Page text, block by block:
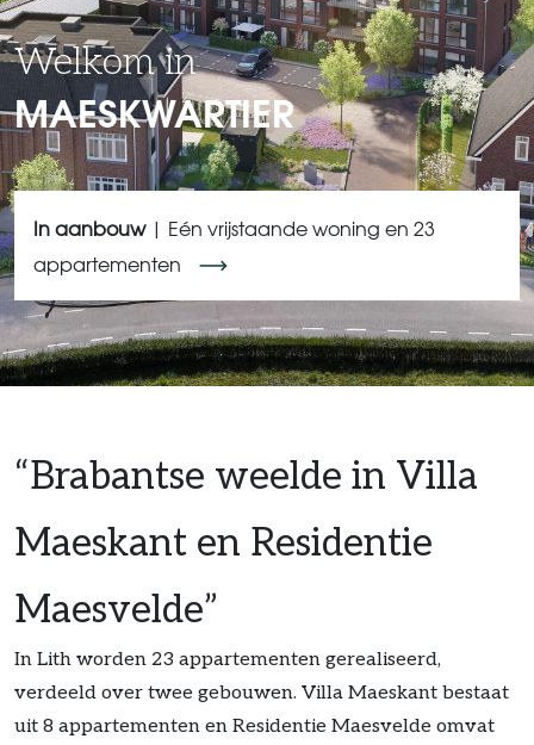
Welkom in
MAESKWARTIER
In aanbouw| Eén vrijstaande woning en 23
appartementen
“Brabantse weelde in Villa
Maeskant en Residentie
Maesvelde”
In Lith worden 23 appartementen gerealiseerd,
verdeeld over twee gebouwen. Villa Maeskant bestaat
uit 8 appartementen en Residentie Maesvelde omvat